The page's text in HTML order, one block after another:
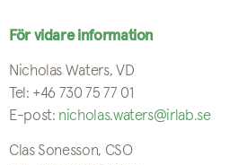
För vidare information
Nicholas Waters, VD
Tel: +46 730 75 77 01
E-post: nicholas.waters@irlab.se
Clas Sonesson, CSO